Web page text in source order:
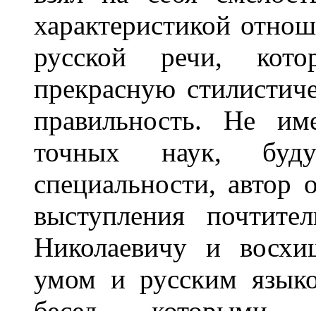
характеристикой
русской речи,
прекрасную
правильность. Не
точных наук,
специальности, автор
выступления
Николаевичу и
умом и русским